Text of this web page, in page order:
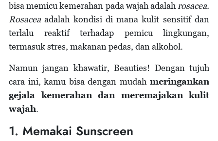
bisa memicu kemerahan pada wajah adalah rosacea.
Rosaceaadalah kondisi di mana kulit sensitif dan
terlalu reaktif terhadap pemicu lingkungan,
termasuk stres, makanan pedas, dan alkohol.
Namun jangan khawatir, Beauties! Dengan tujuh
cara ini, kamu bisa dengan mudahmeringankan
gejala kemerahan dan meremajakan kulit
wajah.
1. Memakai Sunscreen